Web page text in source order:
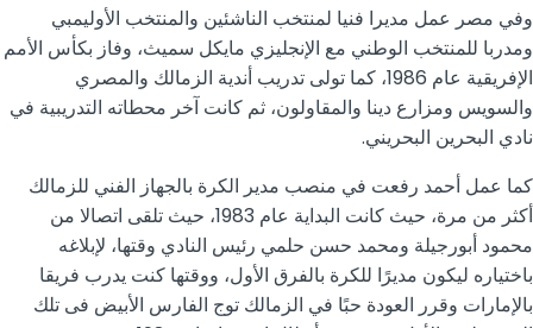
وفي مصر عمل مديرا فنيا لمنتخب الناشئين والمنتخب الأوليمبي
ومدربا للمنتخب الوطني مع الإنجليزي مايكل سميث، وفاز بكأس الأمم
الإفريقية عام 1986، كما تولى تدريب أندية الزمالك والمصري
والسويس ومزارع دينا والمقاولون، ثم كانت آخر محطاته التدريبية في
نادي البحرين البحريني.
كما عمل أحمد رفعت في منصب مدير الكرة بالجهاز الفني للزمالك
أكثر من مرة، حيث كانت البداية عام 1983، حيث تلقى اتصالا من
محمود أبورجيلة ومحمد حسن حلمي رئيس النادي وقتها، لإبلاغه
باختياره ليكون مديرًا للكرة بالفرق الأول، ووقتها كنت يدرب فريقا
بالإمارات وقرر العودة حبًا في الزمالك توج الفارس الأبيض فى تلك